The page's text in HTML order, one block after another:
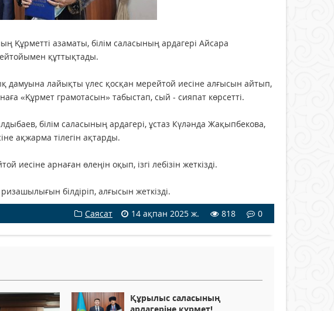
Құрметті азаматы, білім саласының ардагері Айсара
құттықтады.
дамуына лайықты үлес қосқан мерейтой иесіне алғысын айтып,
«Құрмет грамотасын» табыстап, сый - сияпат көрсетті.
білім саласының ардагері, ұстаз Күләнда Жақыпбекова,
ақжарма тілегін ақтарды.
арнаған өлеңін оқып, ізгі лебізін жеткізді.
білдіріп, алғысын жеткізді.
Саясат
14 ақпан 2025 ж. 818 0
Құрылыс саласының